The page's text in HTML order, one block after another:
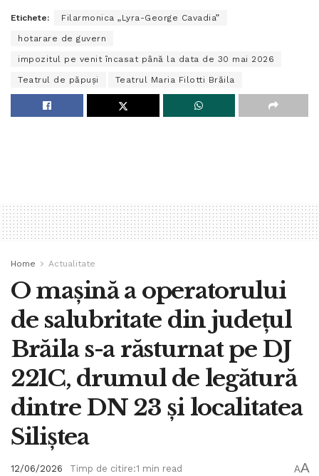
Etichete: Filarmonica „Lyra-George Cavadia”
hotarare de guvern
impozitul pe venit încasat până la data de 30 mai 2026
Teatrul de păpuși Teatrul Maria Filotti Brăila
Home Actualitate
O mașină a operatorului
de salubritate din județul
Brăila s-a răsturnat pe DJ
221C, drumul de legătură
dintre DN 23 și localitatea
Siliștea
12/06/2026 Timp de citire:1 min read AA